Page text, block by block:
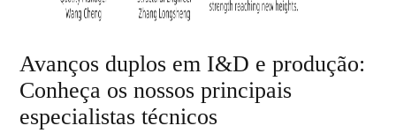
Avanços duplos em I&D e produção:
Conheça os nossos principais
especialistas técnicos